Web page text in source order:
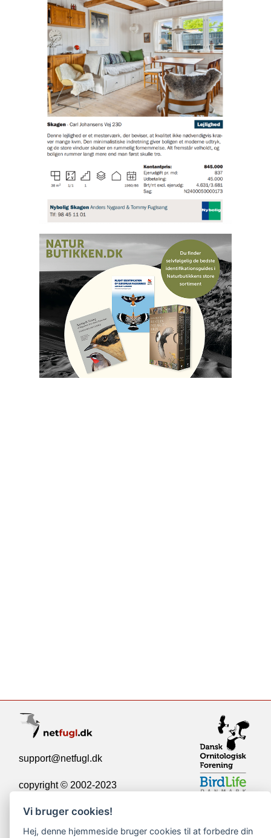
support@netfugl.dk
copyright © 2002-2023
Vi bruger cookies!
Hej, denne hjemmeside bruger cookies til at forbedre din